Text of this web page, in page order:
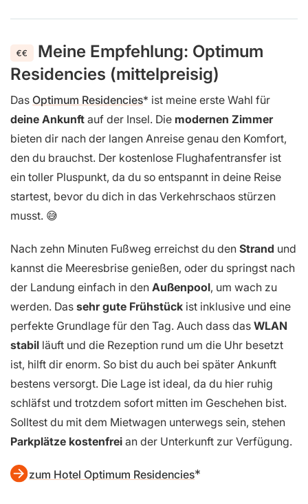
Meine Empfehlung: Optimum
Residencies (mittelpreisig)
Das Optimum Residencies
ist meine erste Wahl für
deine Ankunft auf der Insel. Die modernen Zimmer
bieten dir nach der langen Anreise genau den Komfort,
den du brauchst. Der kostenlose Flughafentransfer ist
ein toller Pluspunkt, da du so entspannt in deine Reise
startest, bevor du dich in das Verkehrschaos stürzen
musst. 😅
Nach zehn Minuten Fußweg erreichst du den Strand und
kannst die Meeresbrise genießen, oder du springst nach
der Landung einfach in den Außenpool, um wach zu
werden. Das sehr gute Frühstück ist inklusive und eine
perfekte Grundlage für den Tag. Auch dass das WLAN
stabil läuft und die Rezeption rund um die Uhr besetzt
ist, hilft dir enorm. So bist du auch bei später Ankunft
bestens versorgt. Die Lage ist ideal, da du hier ruhig
schläfst und trotzdem sofort mitten im Geschehen bist.
Solltest du mit dem Mietwagen unterwegs sein, stehen
Parkplätze kostenfrei an der Unterkunft zur Verfügung.
zum Hotel Optimum Residencies